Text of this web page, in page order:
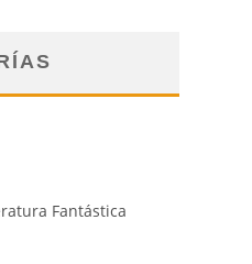
Fantástica